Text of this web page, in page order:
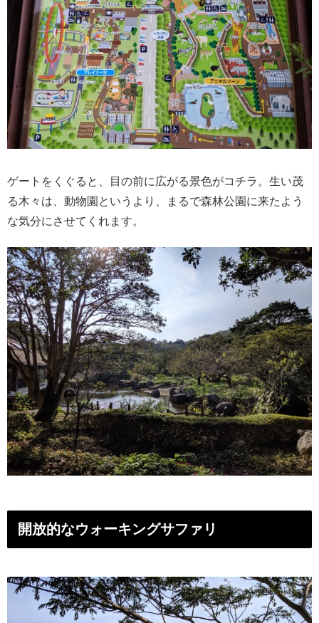
ゲートをくぐると、目の前に広がる景色がコチラ。生い茂
る木々は、動物園というより、まるで森林公園に来たよう
な気分にさせてくれます。
開放的なウォーキングサファリ